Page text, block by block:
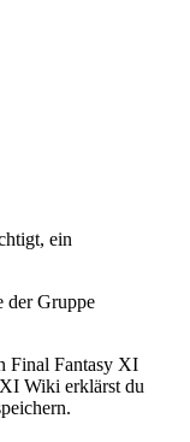
ein
der Gruppe
Final Fantasy XI
Wiki erklärst du